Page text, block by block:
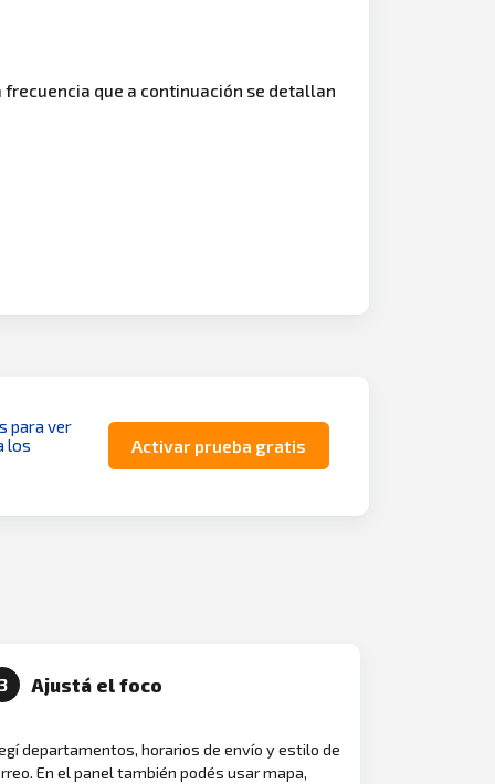
frecuencia que a continuación se detallan
para ver
los
Activar prueba gratis
3 Ajustá el foco
departamentos, horarios de envío y estilo de
En el panel también podés usar mapa,